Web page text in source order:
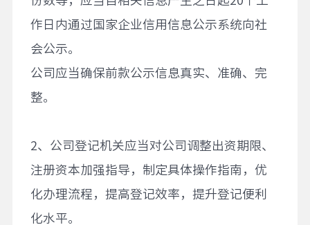
作日内通过国家企业信用信息公示系统向社
会公示。
公司应当确保前款公示信息真实、准确、完
整。
2、公司登记机关应当对公司调整出资期限、
注册资本加强指导，制定具体操作指南，优
化办理流程，提高登记效率，提升登记便利
化水平。